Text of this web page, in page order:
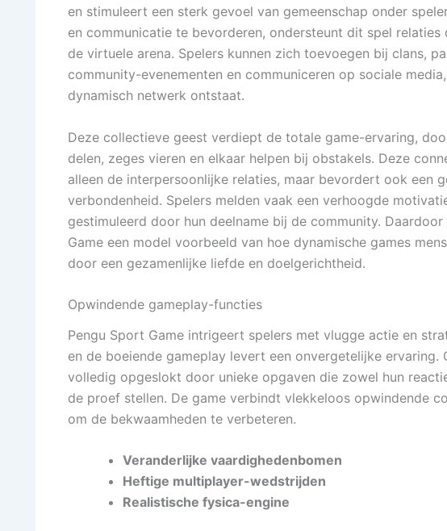
en stimuleert een sterk gevoel van gemeenschap onder
en communicatie te bevorderen, ondersteunt dit spel relaties
de virtuele arena. Spelers kunnen zich toevoegen bij clans,
community-evenementen en communiceren op sociale
dynamisch netwerk ontstaat.
Deze collectieve geest verdiept de totale game-ervaring,
delen, zeges vieren en elkaar helpen bij obstakels. Deze
alleen de interpersoonlijke relaties, maar bevordert ook een
verbondenheid. Spelers melden vaak een verhoogde
gestimuleerd door hun deelname bij de community.
Game een model voorbeeld van hoe dynamische games
door een gezamenlijke liefde en doelgerichtheid.
Opwindende gameplay-functies
Pengu Sport Game intrigeert spelers met vlugge actie en
en de boeiende gameplay levert een onvergetelijke ervaring.
volledig opgeslokt door unieke opgaven die zowel hun
de proef stellen. De game verbindt vlekkeloos opwindende
om de bekwaamheden te verbeteren.
Veranderlijke vaardighedenbomen
Heftige multiplayer-wedstrijden
Realistische fysica-engine